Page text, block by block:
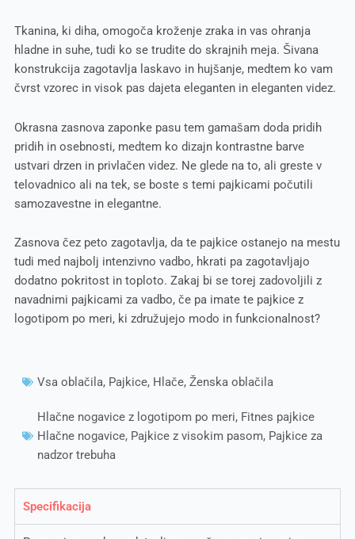
Tkanina, ki diha, omogoča kroženje zraka in vas ohranja
hladne in suhe, tudi ko se trudite do skrajnih meja. Šivana
konstrukcija zagotavlja laskavo in hujšanje, medtem ko vam
čvrst vzorec in visok pas dajeta eleganten in eleganten videz.
Okrasna zasnova zaponke pasu tem gamašam doda pridih
pridih in osebnosti, medtem ko dizajn kontrastne barve
ustvari drzen in privlačen videz. Ne glede na to, ali greste v
telovadnico ali na tek, se boste s temi pajkicami počutili
samozavestne in elegantne.
Zasnova čez peto zagotavlja, da te pajkice ostanejo na mestu
tudi med najbolj intenzivno vadbo, hkrati pa zagotavljajo
dodatno pokritost in toploto. Zakaj bi se torej zadovoljili z
navadnimi pajkicami za vadbo, če pa imate te pajkice z
logotipom po meri, ki združujejo modo in funkcionalnost?
Vsa oblačila, Pajkice, Hlače, Ženska oblačila
Hlačne nogavice z logotipom po meri, Fitnes pajkice
Hlačne nogavice, Pajkice z visokim pasom, Pajkice za
nadzor trebuha
Specifikacija